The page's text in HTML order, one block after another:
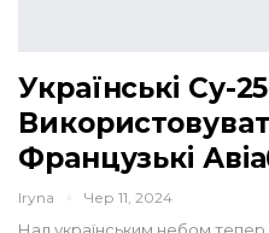
Українські Су-
Французькі
Iryna Чер 11, 2024